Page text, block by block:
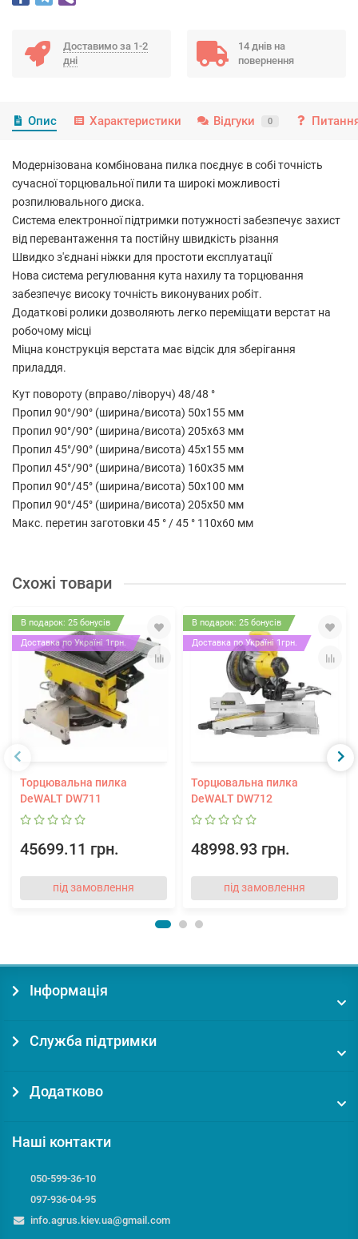
Доставимо за 1-2
дні
14 днів на
повернення
Опис Характеристики Відгуки 0
Модернізована комбінована пилка поєднує в собі точність
сучасної торцювальної пили та широкі можливості
розпилювального диска.
Система електронної підтримки потужності забезпечує захист
від перевантаження та постійну швидкість різання
Швидко з'єднані ніжки для простоти експлуатації
Нова система регулювання кута нахилу та торцювання
забезпечує високу точність виконуваних робіт.
Додаткові ролики дозволяють легко переміщати верстат на
робочому місці
Міцна конструкція верстата має відсік для зберігання
приладдя.
Кут повороту (вправо/ліворуч) 48/48 °
Пропил 90°/90° (ширина/висота) 50х155 мм
Пропил 90°/90° (ширина/висота) 205х63 мм
Пропил 45°/90° (ширина/висота) 45х155 мм
Пропил 45°/90° (ширина/висота) 160х35 мм
Пропил 90°/45° (ширина/висота) 50х100 мм
Пропил 90°/45° (ширина/висота) 205х50 мм
Макс. перетин заготовки 45 ° / 45 ° 110х60 мм
Схожі товари
В подарок: 25 бонусів
Доставка по Україні 1грн.
Торцювальна пилка
DeWALT DW711
45699.11 грн.
під замовлення
В подарок: 25 бонусів
Доставка по Україні 1грн.
Торцювальна пилка
DeWALT DW712
48998.93 грн.
під замовлення
Інформація
Служба підтримки
Додатково
Наші контакти
050-599-36-10
097-936-04-95
info.agrus.kiev.ua@gmail.com